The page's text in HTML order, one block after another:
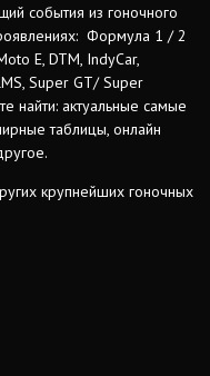
события из гоночного
Формула 1 / 2
E, DTM, IndyCar,
Super GT/ Super
найти: актуальные самые
таблицы, онлайн
крупнейших гоночных